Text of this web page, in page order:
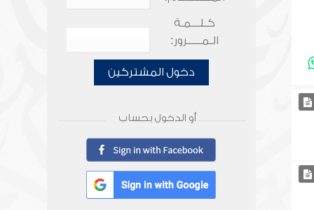
كـلـــمـة
الـمـــــرور:
دخول المشتركين
أو الدخول بحساب